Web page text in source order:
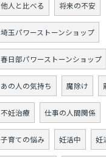
他人と比べる 将来の不安
埼玉パワーストーンショップ
春日部パワーストーンショップ
あの人の気持ち 魔除け
不妊治療 仕事の人間関係
子育ての悩み 妊活中 妊